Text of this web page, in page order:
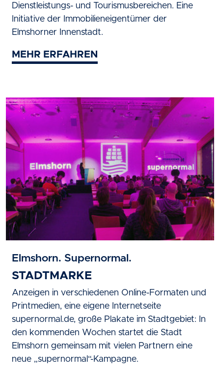
Dienstleistungs- und Tourismusbereichen. Eine
Initiative der Immobilieneigentümer der
Elmshorner Innenstadt.
MEHR ERFAHREN
Elmshorn. Supernormal.
STADTMARKE
Anzeigen in verschiedenen Online-Formaten und
Printmedien, eine eigene Internetseite
supernormal.de, große Plakate im Stadtgebiet: In
den kommenden Wochen startet die Stadt
Elmshorn gemeinsam mit vielen Partnern eine
neue „supernormal“-Kampagne.